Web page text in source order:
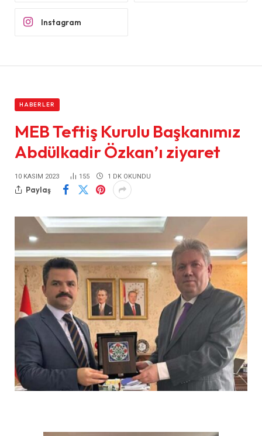
Instagram
HABERLER
MEB Teftiş Kurulu Başkanımız
Abdülkadir Özkan’ı ziyaret
10 KASIM 2023 155 1 DK OKUNDU
Paylaş